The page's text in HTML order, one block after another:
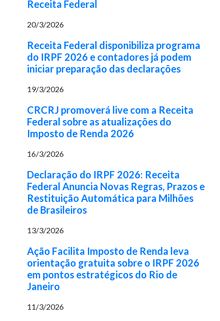
Receita Federal
20/3/2026
Receita Federal disponibiliza programa
do IRPF 2026 e contadores já podem
iniciar preparação das declarações
19/3/2026
CRCRJ promoverá live com a Receita
Federal sobre as atualizações do
Imposto de Renda 2026
16/3/2026
Declaração do IRPF 2026: Receita
Federal Anuncia Novas Regras, Prazos e
Restituição Automática para Milhões
de Brasileiros
13/3/2026
Ação Facilita Imposto de Renda leva
orientação gratuita sobre o IRPF 2026
em pontos estratégicos do Rio de
Janeiro
11/3/2026